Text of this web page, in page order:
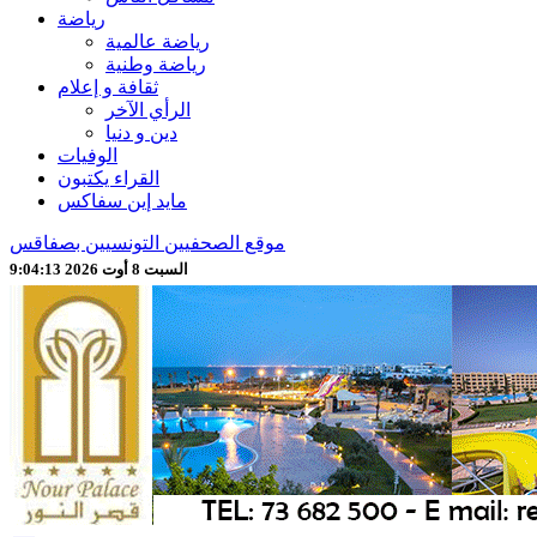
رياضة
رياضة عالمية
رياضة وطنية
ثقافة و إعلام
الرأي الآخر
دين و دنيا
الوفيات
القراء يكتبون
مايد إين سفاكس
موقع الصحفيين التونسيين بصفاقس
السبت 8 أوت 2026 9:04:15